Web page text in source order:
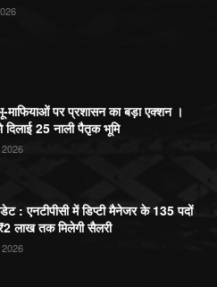
पर प्रशासन का बड़ा एक्शन ।
दिलाई 25 नाली पैतृक भूमि
: एनटीपीसी में डिप्टी मैनेजर के 135 पदों
लाख तक मिलेगी सैलरी